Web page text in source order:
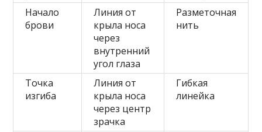
Начало
брови
Линия от
крыла носа
через
внутренний
угол глаза
Разметочная
нить
Точка
изгиба
Линия от
крыла носа
через центр
зрачка
Гибкая
линейка